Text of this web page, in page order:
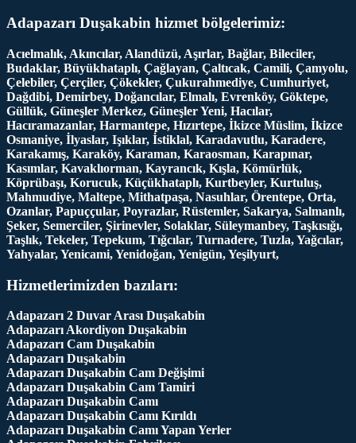
Adapazarı Duşakabin hizmet bölgelerimiz:
Acıelmalık, Akıncılar, Alandüzü, Aşırlar, Bağlar, Bileciler,
Budaklar, Büyükhataplı, Çağlayan, Çaltıcak, Camili, Çamyolu,
Çelebiler, Çerçiler, Çökekler, Çukurahmediye, Cumhuriyet,
Dağdibi, Demirbey, Doğancılar, Elmalı, Evrenköy, Göktepe,
Güllük, Güneşler Merkez, Güneşler Yeni, Hacılar,
Hacıramazanlar, Harmantepe, Hızırtepe, İkizce Müslim, İkizce
Osmaniye, İlyaslar, Işıklar, İstiklal, Karadavutlu, Karadere,
Karakamış, Karaköy, Karaman, Karaosman, Karapınar,
Kasımlar, Kavaklıorman, Kayrancık, Kışla, Kömürlük,
Köprübaşı, Korucuk, Küçükhataplı, Kurtbeyler, Kurtuluş,
Mahmudiye, Maltepe, Mithatpaşa, Nasuhlar, Örentepe, Orta,
Ozanlar, Papuççular, Poyrazlar, Rüstemler, Sakarya, Salmanlı,
Şeker, Semerciler, Şirinevler, Solaklar, Süleymanbey, Taşkısığı,
Taşlık, Tekeler, Tepekum, Tığcılar, Turnadere, Tuzla, Yağcılar,
Yahyalar, Yenicami, Yenidoğan, Yenigün, Yeşilyurt,
Hizmetlerimizden bazıları:
Adapazarı 2 Duvar Arası Duşakabin
Adapazarı Akordiyon Duşakabin
Adapazarı Cam Duşakabin
Adapazarı Duşakabin
Adapazarı Duşakabin Cam Değişimi
Adapazarı Duşakabin Cam Tamiri
Adapazarı Duşakabin Camı
Adapazarı Duşakabin Camı Kırıldı
Adapazarı Duşakabin Camı Yapan Yerler